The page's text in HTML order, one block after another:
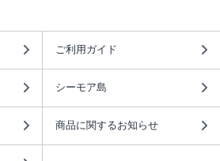
ご利用ガイド
シーモア島
商品に関するお知らせ